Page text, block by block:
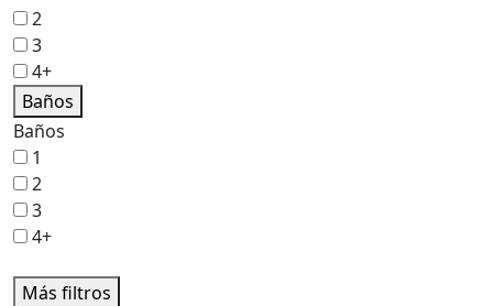
2
3
4+
Baños
Baños
1
2
3
4+
Más filtros